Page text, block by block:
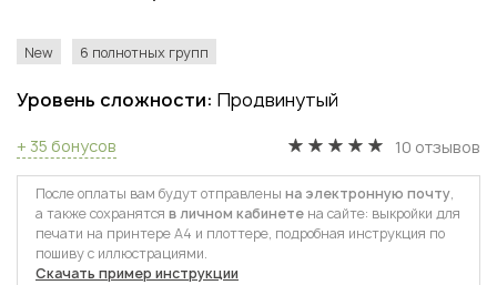
New 6 полнотных групп
Уровень сложности: Продвинутый
+ 35 бонусов 10 отзывов
После оплаты вам будут отправлены на электронную почту,
а также сохранятся в личном кабинете на сайте: выкройки для
печати на принтере А4 и плоттере, подробная инструкция по
пошиву с иллюстрациями.
Скачать пример инструкции